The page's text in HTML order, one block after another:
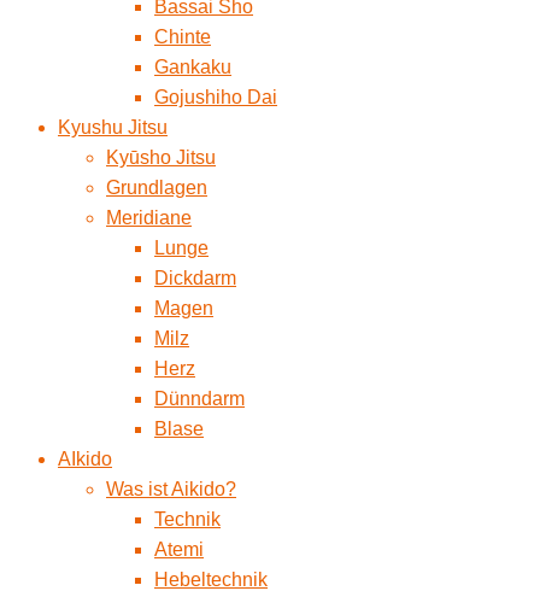
Bassai Sho
Chinte
Gankaku
Gojushiho Dai
Kyushu Jitsu
Kyūsho Jitsu
Grundlagen
Meridiane
Lunge
Dickdarm
Magen
Milz
Herz
Dünndarm
Blase
AIkido
Was ist Aikido?
Technik
Atemi
Hebeltechnik